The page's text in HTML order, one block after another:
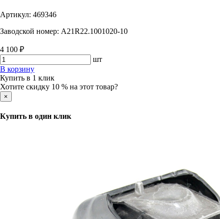
Артикул: 469346
Заводской номер: A21R22.1001020-10
4 100 ₽
шт
В корзину
Купить в 1 клик
Хотите скидку 10 % на этот товар?
×
Купить в один клик